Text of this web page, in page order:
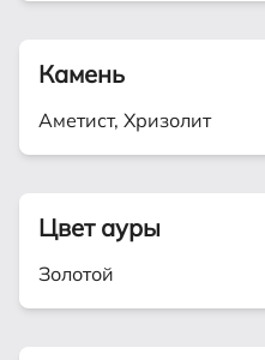
Камень
Аметист, Хризолит
Цвет ауры
Золотой